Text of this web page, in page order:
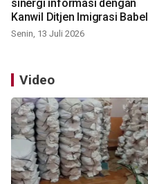
sinergi informasi dengan
Kanwil Ditjen Imigrasi Babel
Senin, 13 Juli 2026
Video